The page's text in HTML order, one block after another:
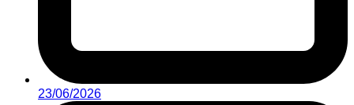
23/06/2026